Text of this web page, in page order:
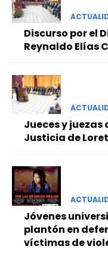
Discurso por el
Reynaldo Elías
Jueces y juezas
Justicia de
Jóvenes
plantón en
víctimas de